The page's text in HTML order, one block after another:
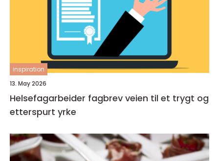
inspiration
13. May 2026
Helsefagarbeider fagbrev veien til et trygt og
etterspurt yrke